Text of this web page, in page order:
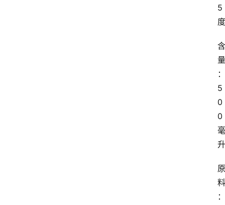
5
度
含
量
：
5
0
0
毫
升
原
料
：